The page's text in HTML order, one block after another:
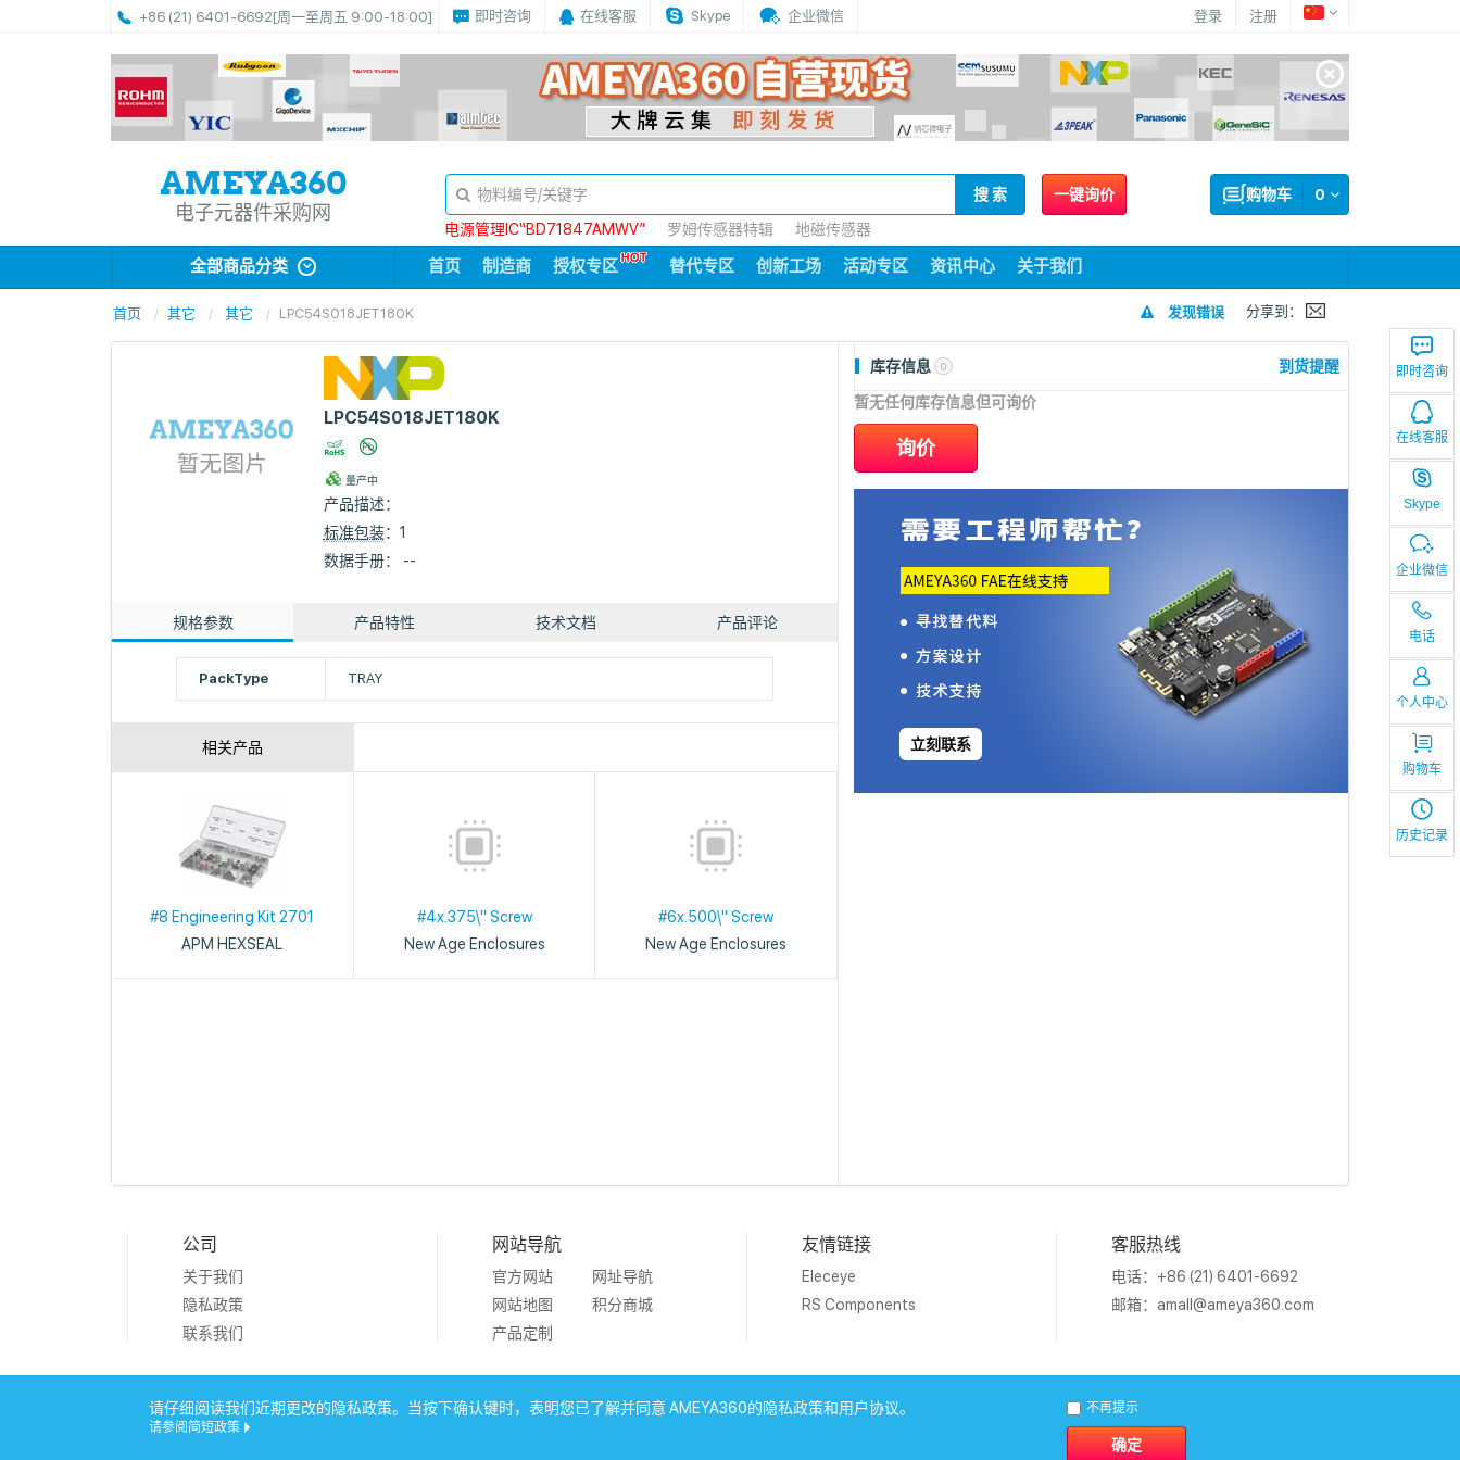
+86 (21) 6401-6692[周一至周五 9:00-18:00] 即时咨询 在线客服 Skype 企业微信 登录 注册
即时咨询
在线客服
Skype
企业微信
电话
个人中心
购物车
历史记录
电子元器件采购网
一键询价 0
购物车
搜 索
电源管理IC“BD71847AMWV”
罗姆传感器特辑 地磁传感器
全部商品分类 首页 制造商 授权专区 替代专区 创新工场 活动专区 资讯中心 关于我们
首页 其它 其它 LPC54S018JET180K 发现错误 分享到：
LPC54S018JET180K
量产中
产品描述：
标准包装：1
数据手册： --
规格参数 产品特性 技术文档 产品评论
PackType TRAY
相关产品
#8 Engineering Kit 2701
APM HEXSEAL
#4x.375\" Screw
New Age Enclosures
#6x.500\" Screw
New Age Enclosures
库存信息 0 到货提醒
暂无任何库存信息但可询价
询价
立刻联系
公司
关于我们
隐私政策
联系我们
网站导航
官方网站
网址导航
网站地图
积分商城
产品定制
友情链接
Eleceye
RS Components
客服热线
电话：+86 (21) 6401-6692
邮箱： amall@ameya360.com
请仔细阅读我们近期更改的隐私政策。当按下确认键时，表明您已了解并同意 AMEYA360的隐私政策和用户协议。
请参阅简短政策
不再提示
确定